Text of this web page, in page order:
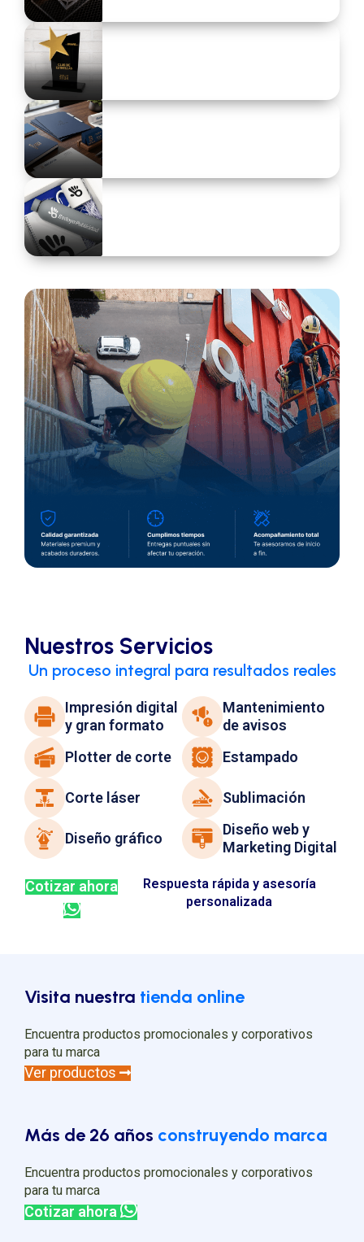
Lleva tus ideas a gran escala con calidad e impacto
visual.
Acrílicos y corte láser
Diseños personalizados con precisión y creatividad
en cada corte.
Trofeos y reconocimientos
Premios diseñados para inspirar orgullo y
excelencia.
Litografía y papelería
Impresos corporativos con identidad visual y
excelente presentación.
Artículos Promocionales
Elementos que impulsan tus campañas y aumentan
la visibilidad.
Nuestros Servicios
Un proceso integral para resultados reales
Impresión digital
y gran formato
Plotter de corte
Corte láser
Diseño gráfico
Mantenimiento
de avisos
Estampado
Sublimación
Diseño web y
Marketing Digital
Cotizar ahora
Respuesta rápida y asesoría
personalizada
Visita nuestra tienda online
Encuentra productos promocionales y corporativos
para tu marca
Ver productos
Más de 26 años construyendo marca
Encuentra productos promocionales y corporativos
para tu marca
Cotizar ahora